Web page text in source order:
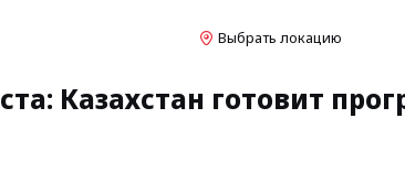
Выбрать локацию
Казахстан готовит